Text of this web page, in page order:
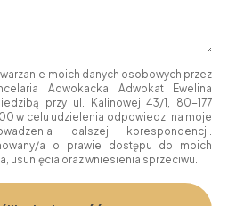
moich danych osobowych przez
Adwokacka Adwokat Ewelina
przy ul. Kalinowej 43/1, 80-177
w celu udzielenia odpowiedzi na moje
dalszej korespondencji.
a o prawie dostępu do moich
usunięcia oraz wniesienia sprzeciwu.